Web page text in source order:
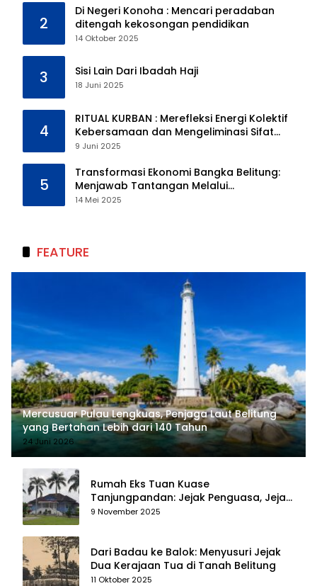
2
Di Negeri Konoha : Mencari peradaban
ditengah kekosongan pendidikan
14 Oktober 2025
3 Sisi Lain Dari Ibadah Haji
18 Juni 2025
4
RITUAL KURBAN : Merefleksi Energi Kolektif
Kebersamaan dan Mengeliminasi Sifat
Kebinatangan Manusia
9 Juni 2025
5
Transformasi Ekonomi Bangka Belitung:
Menjawab Tantangan Melalui
Pengelolaan Sumber Daya Alam yang
14 Mei 2025
FEATURE
Mercusuar Pulau Lengkuas, Penjaga Laut Belitung
yang Bertahan Lebih dari 140 Tahun
24 Juni 2026
Rumah Eks Tuan Kuase
Tanjungpandan: Jejak Penguasa, Jejak
Kenangan
9 November 2025
Dari Badau ke Balok: Menyusuri Jejak
Dua Kerajaan Tua di Tanah Belitung
11 Oktober 2025